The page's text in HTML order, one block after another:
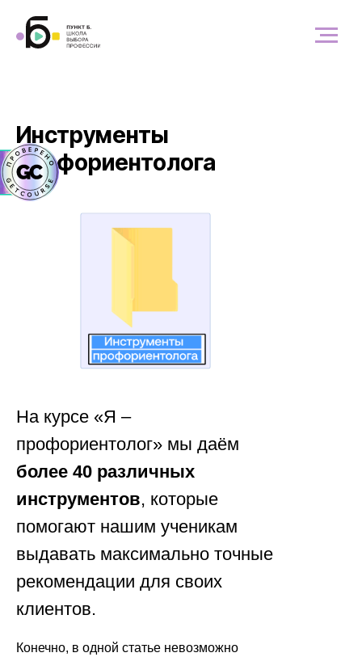
Инструменты
профориентолога
На курсе «Я –
профориентолог» мы даём
более 40 различных
инструментов, которые
помогают нашим ученикам
выдавать максимально точные
рекомендации для своих
клиентов.
Конечно, в одной статье невозможно